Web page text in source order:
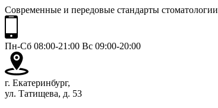
Современные и передовые стандарты стоматологии
Пн-Сб 08:00-21:00 Вс 09:00-20:00
г. Екатеринбург,
ул. Татищева, д. 53